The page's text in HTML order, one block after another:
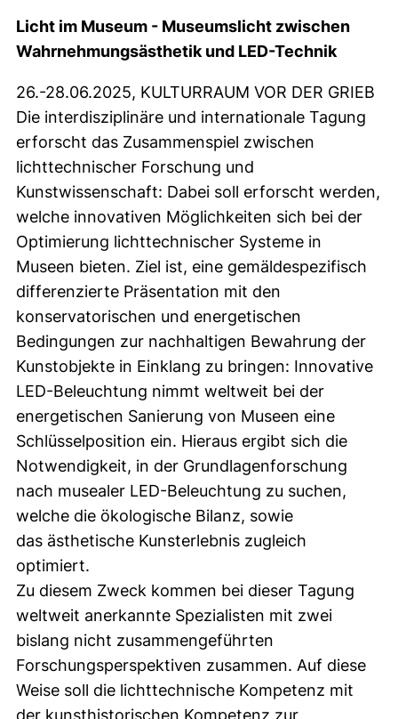
Licht im Museum - Museumslicht zwischen
Wahrnehmungsästhetik und LED-Technik
26.-28.06.2025, KULTURRAUM VOR DER GRIEB
Die interdisziplinäre und internationale Tagung
erforscht das Zusammenspiel zwischen
lichttechnischer Forschung und
Kunstwissenschaft: Dabei soll erforscht werden,
welche innovativen Möglichkeiten sich bei der
Optimierung lichttechnischer Systeme in
Museen bieten. Ziel ist, eine gemäldespezifisch
differenzierte Präsentation mit den
konservatorischen und energetischen
Bedingungen zur nachhaltigen Bewahrung der
Kunstobjekte in Einklang zu bringen: Innovative
LED-Beleuchtung nimmt weltweit bei der
energetischen Sanierung von Museen eine
Schlüsselposition ein. Hieraus ergibt sich die
Notwendigkeit, in der Grundlagenforschung
nach musealer LED-Beleuchtung zu suchen,
welche die ökologische Bilanz, sowie
das ästhetische Kunsterlebnis zugleich
optimiert.
Zu diesem Zweck kommen bei dieser Tagung
weltweit anerkannte Spezialisten mit zwei
bislang nicht zusammengeführten
Forschungsperspektiven zusammen. Auf diese
Weise soll die lichttechnische Kompetenz mit
der kunsthistorischen Kompetenz zur